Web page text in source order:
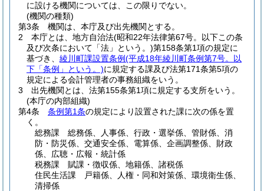
に設ける機関については、この限りでない。
(機関の種類)
第3条
機関は、本庁及び出先機関とする。
2
本庁とは、地方自治法(昭和22年法律第67号。以下この条
及び次条において「法」という。)第158条第1項の規定に
基づき、 綾川町課設置条例(平成18年綾川町条例第7号。以
下「条例」という。)に規定する課及び法第171条第5項の
規定による会計管理者の事務組織をいう。
3
出先機関とは、法第155条第1項に規定する支所をいう。
(本庁の内部組織)
第4条
条例第1条の規定により設置された課に次の係を置
く。
総務課 総務係、人事係、行政・選挙係、管財係、消
防・防災係、交通安全係、電算係、企画調整係、財政
係、広聴・広報・統計係
税務課 賦課・徴収係、地籍係、諸税係
住民生活課 戸籍係、人権・同和対策係、環境衛生係、
清掃係